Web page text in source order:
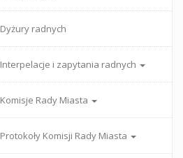
Dyżury radnych
Interpelacje i zapytania radnych
Komisje Rady Miasta
Protokoły Komisji Rady Miasta